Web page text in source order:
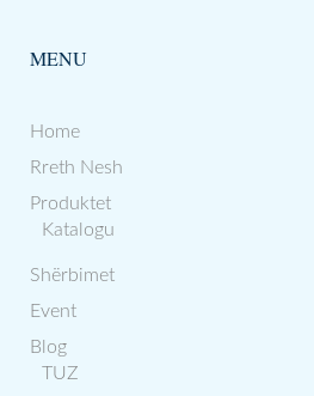
MENU
Home
Rreth Nesh
Produktet
Katalogu
Shërbimet
Event
Blog
TUZ